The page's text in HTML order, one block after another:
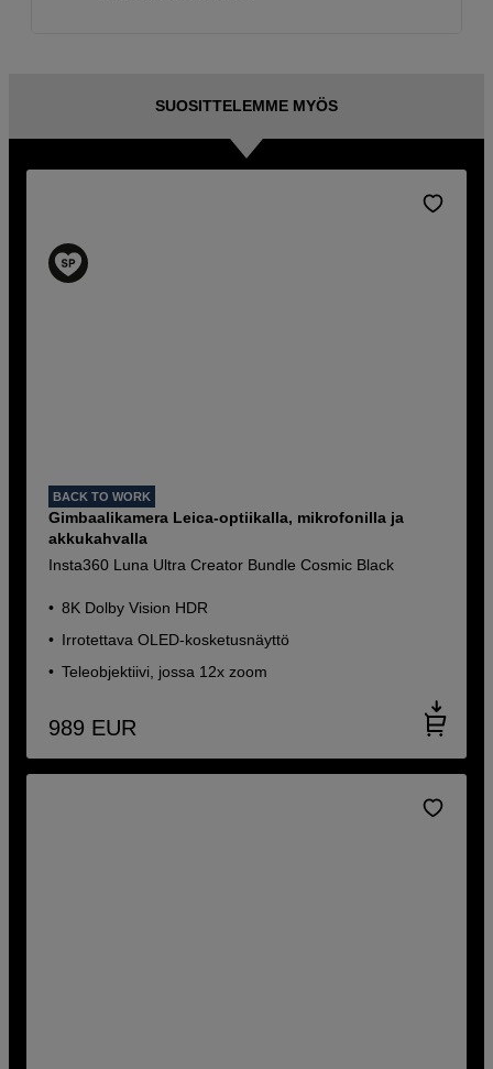
SUOSITTELEMME MYÖS
BACK TO WORK
Gimbaalikamera Leica-optiikalla, mikrofonilla ja
akkukahvalla
Insta360 Luna Ultra Creator Bundle Cosmic Black
8K Dolby Vision HDR
Irrotettava OLED-kosketusnäyttö
Teleobjektiivi, jossa 12x zoom
989 EUR